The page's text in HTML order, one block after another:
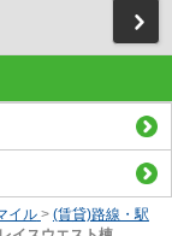
イル > (賃貸)路線・駅